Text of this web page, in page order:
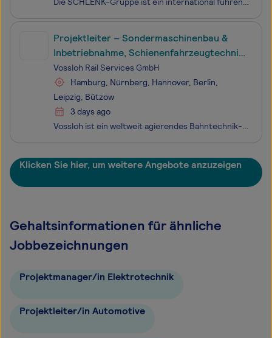
Projektleiter – Sondermaschinenbau &
Inbetriebnahme, Schienenfahrzeugtechnik
(m/w/d)
Vossloh Rail Services GmbH
Hamburg, Nürnberg, Hannover, Berlin,
Leipzig, Bützow
3 days ago
Vossloh ist ein weltweit agierendes Bahntechnik-Unternehmen, das seit über 140 Jahren für Qualität, Sicherheit, Kundenorientierung und Innovationskraft steht. Mit unserem umfassenden Angebot an Produkten und Dienstleistungen rund um den Fahrweg Schiene zählen wir in diesem Bereich zu den Weltmarktfü
Klicken Sie hier, um weitere Angebote anzuzeigen
Gehaltsinformationen für ähnliche
Jobbezeichnungen
Projektmanager/in Elektrotechnik
Projektleiter/in Automotive